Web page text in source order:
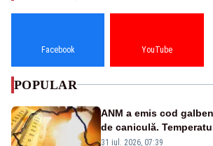
Facebook YouTube
POPULAR
ANM a emis cod
de caniculă.
de grade, iar nopțile
31 iul. 2026, 07:39